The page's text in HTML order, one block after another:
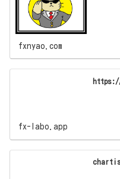
fxnyao.com
fx-labo.app